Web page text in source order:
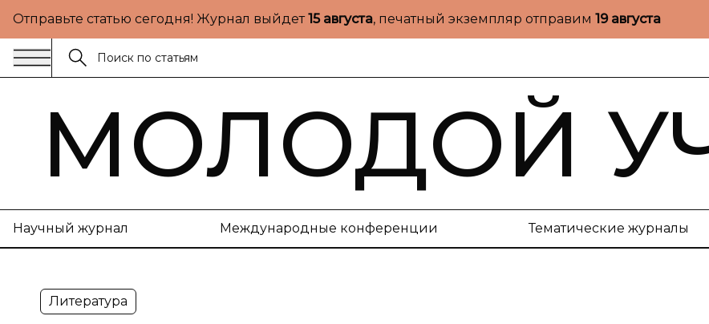
Отправьте статью сегодня! Журнал выйдет15 августа, печатный экземпляр отправим 19 августа
МОЛОДОЙ
Научный журнал Международные конференции Тематические журналы
Литература